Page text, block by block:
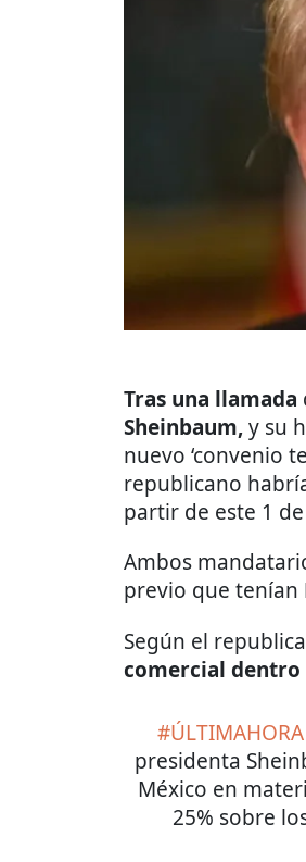
Tras una llamada
Sheinbaum,y su
nuevo ‘convenio
republicano
partir de este 1
Ambos
previo que tenían
Según el
comercial dentro
#ÚLTIMAHORA
presidenta
México en
25% sobre